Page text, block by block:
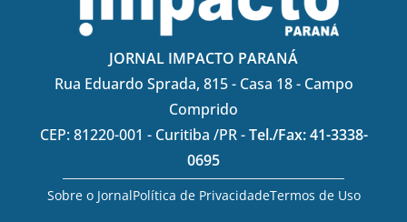
JORNAL IMPACTO PARANÁ
Rua Eduardo Sprada, 815 - Casa 18 - Campo
Comprido
CEP: 81220-001 - Curitiba /PR -Tel./Fax: 41-3338-
0695
Sobre o JornalPolítica de PrivacidadeTermos de Uso